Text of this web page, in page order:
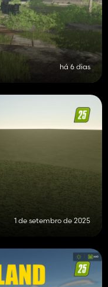
há 6 dias
1 de setembro de 2025